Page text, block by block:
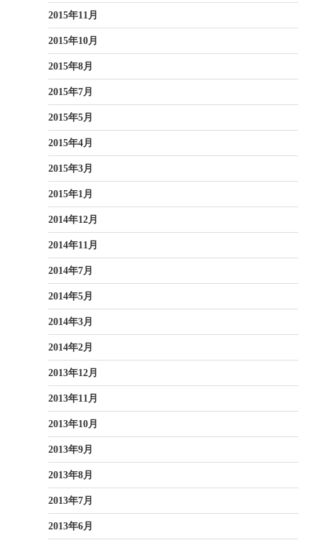
2015年11月
2015年10月
2015年8月
2015年7月
2015年5月
2015年4月
2015年3月
2015年1月
2014年12月
2014年11月
2014年7月
2014年5月
2014年3月
2014年2月
2013年12月
2013年11月
2013年10月
2013年9月
2013年8月
2013年7月
2013年6月